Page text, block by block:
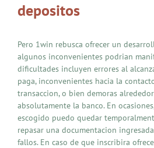
depositos
Pero 1win rebusca ofrecer un
algunos inconvenientes podrian
dificultades incluyen errores al
paga, inconvenientes hacia la
transaccion, o bien demoras
absolutamente la banco. En
escogido puedo quedar
repasar una documentacion
fallos. En caso de que inscribira